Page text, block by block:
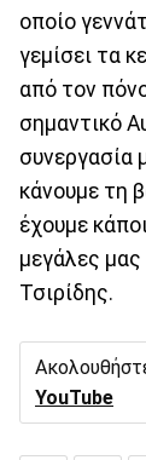
οποίο
γεμίσει τα
από τον
σημαντικό
συνεργασία
κάνουμε τη
έχουμε
μεγάλες μας
Τσιρίδης.
YouTube